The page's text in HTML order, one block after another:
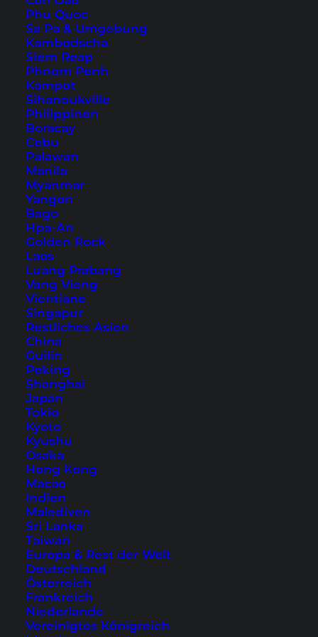
Phu Quoc
Sa Pa & Umgebung
Kambodscha
Siem Reap
Phnom Penh
Kampot
Sihanoukville
Philippinen
Boracay
Cebu
Palawan
Manila
Myanmar
Yangon
Bago
Hpa-An
Golden Rock
Laos
Luang Prabang
Vang Vieng
Vientiane
Singapur
Restliches Asien
China
Guilin
Peking
Shanghai
Japan
Tokio
Kyoto
Kyushu
Osaka
Hong Kong
Macao
Indien
Malediven
Sri Lanka
Taiwan
Europa & Rest der Welt
Deutschland
Österreich
Frankreich
Niederlande
Vereinigtes Königreich
die Insel ist wirklich wunderschön. Wenn du
noch mehr Videos von uns sehen möchtest, um
dir Inspiration für neue Reiseziele zu holen, dann
schaue doch mal auf unserem
vorbei. Abonniere ihn am besten auch, damit du
keine neuen Videos mehr verpasst.
Noch mehr Infos zu den Highlights, Stränden
und Aktivitäten der Insel findest du in der
LipeKategorie auf unserem Blog.
Plane jetzt deine Reise nach Koh
Weitere Hotelempfehlungen für Koh Lipe:
Highlight: AKIRA Lipe Resort